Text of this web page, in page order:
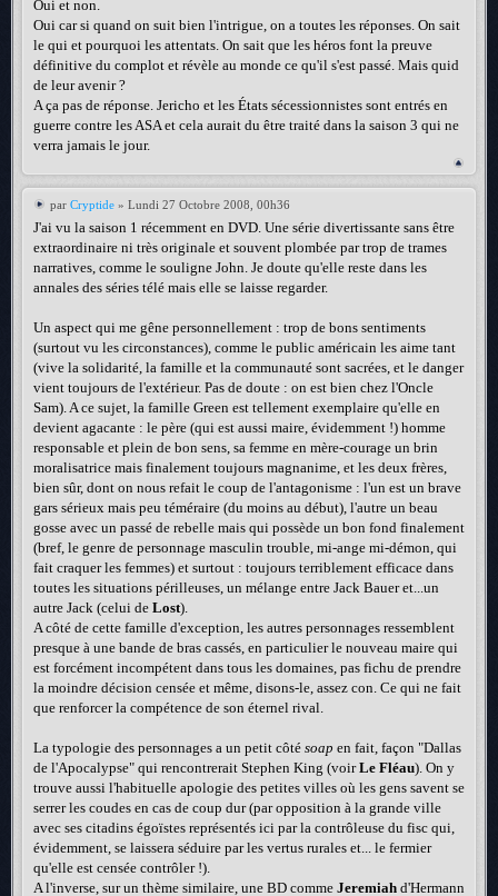
Oui et non.
Oui car si quand on suit bien l'intrigue, on a toutes les réponses. On sait
le qui et pourquoi les attentats. On sait que les héros font la preuve
définitive du complot et révèle au monde ce qu'il s'est passé. Mais quid
de leur avenir ?
A ça pas de réponse. Jericho et les États sécessionnistes sont entrés en
guerre contre les ASA et cela aurait du être traité dans la saison 3 qui ne
verra jamais le jour.
par Cryptide » Lundi 27 Octobre 2008, 00h36
J'ai vu la saison 1 récemment en DVD. Une série divertissante sans être
extraordinaire ni très originale et souvent plombée par trop de trames
narratives, comme le souligne John. Je doute qu'elle reste dans les
annales des séries télé mais elle se laisse regarder.
Un aspect qui me gêne personnellement : trop de bons sentiments
(surtout vu les circonstances), comme le public américain les aime tant
(vive la solidarité, la famille et la communauté sont sacrées, et le danger
vient toujours de l'extérieur. Pas de doute : on est bien chez l'Oncle
Sam). A ce sujet, la famille Green est tellement exemplaire qu'elle en
devient agacante : le père (qui est aussi maire, évidemment !) homme
responsable et plein de bon sens, sa femme en mère-courage un brin
moralisatrice mais finalement toujours magnanime, et les deux frères,
bien sûr, dont on nous refait le coup de l'antagonisme : l'un est un brave
gars sérieux mais peu téméraire (du moins au début), l'autre un beau
gosse avec un passé de rebelle mais qui possède un bon fond finalement
(bref, le genre de personnage masculin trouble, mi-ange mi-démon, qui
fait craquer les femmes) et surtout : toujours terriblement efficace dans
toutes les situations périlleuses, un mélange entre Jack Bauer et...un
autre Jack (celui de Lost).
A côté de cette famille d'exception, les autres personnages ressemblent
presque à une bande de bras cassés, en particulier le nouveau maire qui
est forcément incompétent dans tous les domaines, pas fichu de prendre
la moindre décision censée et même, disons-le, assez con. Ce qui ne fait
que renforcer la compétence de son éternel rival.
La typologie des personnages a un petit côté soap en fait, façon "Dallas
de l'Apocalypse" qui rencontrerait Stephen King (voirLe Fléau). On y
trouve aussi l'habituelle apologie des petites villes où les gens savent se
serrer les coudes en cas de coup dur (par opposition à la grande ville
avec ses citadins égoïstes représentés ici par la contrôleuse du fisc qui,
évidemment, se laissera séduire par les vertus rurales et... le fermier
qu'elle est censée contrôler !).
A l'inverse, sur un thème similaire, une BD comme Jeremiah d'Hermann